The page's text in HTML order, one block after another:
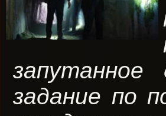
задание по